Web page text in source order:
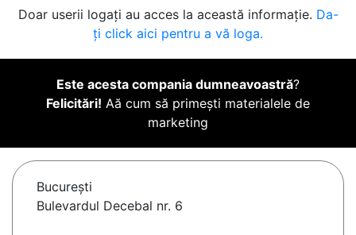
Doar userii logați au acces la această informație. Da-
ți click aici pentru a vă loga.
Este acesta compania dumneavoastră?
Felicitări! Aă cum să primești materialele de
marketing
Bucureşti
Bulevardul Decebal nr. 6